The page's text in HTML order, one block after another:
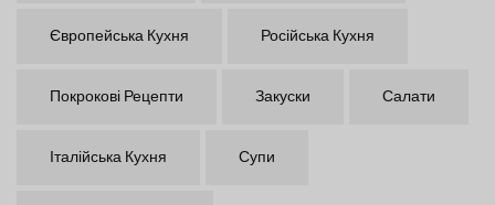
Європейська Кухня Російська Кухня
Покрокові Рецепти Закуски Салати
Італійська Кухня Супи